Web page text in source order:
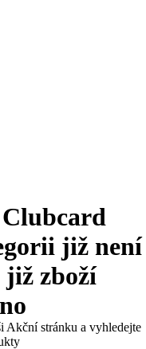
Clubcard
již není
již zboží
Akční stránku a vyhledejte